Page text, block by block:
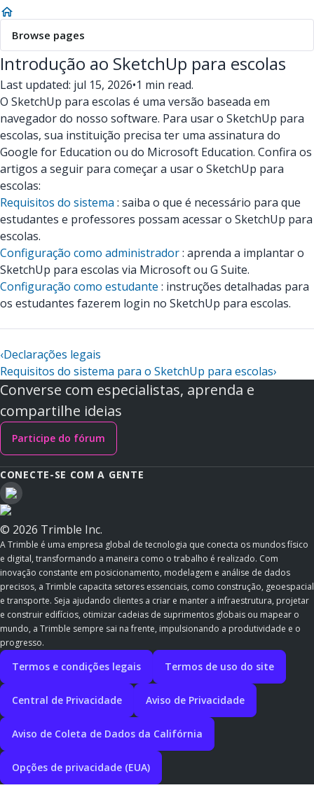
Browse pages
Introdução ao SketchUp para escolas
Last updated: jul 15, 2026•1 min read.
O SketchUp para escolas é uma versão baseada em
navegador do nosso software. Para usar o SketchUp para
escolas, sua instituição precisa ter uma assinatura do
Google for Education ou do Microsoft Education. Confira os
artigos a seguir para começar a usar o SketchUp para
escolas:
Requisitos do sistema : saiba o que é necessário para que
estudantes e professores possam acessar o SketchUp para
escolas.
Configuração como administrador: aprenda a implantar o
SketchUp para escolas via Microsoft ou G Suite.
Configuração como estudante : instruções detalhadas para
os estudantes fazerem login no SketchUp para escolas.
‹Declarações legais
Requisitos do sistema para o SketchUp para escolas›
Converse com especialistas, aprenda e
compartilhe ideias
Participe do fórum
CONECTE-SE COM A GENTE
© 2026 Trimble Inc.
A Trimble é uma empresa global de tecnologia que conecta os mundos físico
e digital, transformando a maneira como o trabalho é realizado. Com
inovação constante em posicionamento, modelagem e análise de dados
precisos, a Trimble capacita setores essenciais, como construção, geoespacial
e transporte. Seja ajudando clientes a criar e manter a infraestrutura, projetar
e construir edifícios, otimizar cadeias de suprimentos globais ou mapear o
mundo, a Trimble sempre sai na frente, impulsionando a produtividade e o
progresso.
Termos e condições legais Termos de uso do site
Central de Privacidade Aviso de Privacidade
Aviso de Coleta de Dados da Califórnia
Opções de privacidade (EUA)